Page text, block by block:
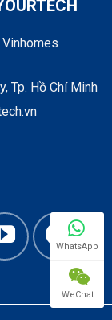
Tp. Hồ Chí Minh
WhatsApp
WeChat